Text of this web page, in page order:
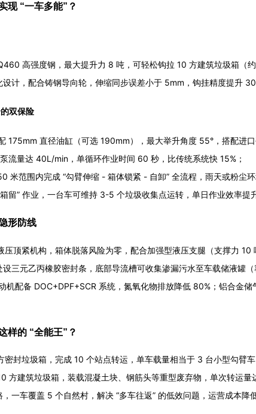
现 “一车多能”？
高强度钢，最大提升力 8 吨，可轻松钩拉 10 方建筑垃圾箱（约
计，配合铸钢导向轮，伸缩同步误差小于 5mm，钩挂精度提升
双保险
175mm 直径油缸（可选 190mm），最大举升角度 55°，搭配进
流量达 40L/min，单循环作业时间 60 秒，比传统系统快 15%；
米范围内完成 “勾臂伸缩 - 箱体锁紧 - 自卸” 全流程，雨天或粉尘
留” 作业，一台车可维持 3-5 个垃圾收集点运转，单日作业效率提
形防线
顶紧机构，箱体脱落风险为零，配合加强型液压支腿（支撑力 10
三元乙丙橡胶密封条，底部导流槽可收集渗漏污水至车载储液罐
机配备 DOC+DPF+SCR 系统，氮氧化物排放降低 80%；铝合金
样的 “全能王”？
封垃圾箱，完成 10 个站点转运，单车载量相当于 3 台小型勾臂车
方建筑垃圾箱，装载混凝土块、钢筋头等重型废弃物，单次转运量
一车覆盖 5 个自然村，解决 “多车往返” 的低效问题，运营成本降